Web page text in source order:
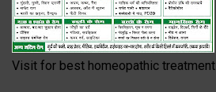
Visit for best homeopathic treatment